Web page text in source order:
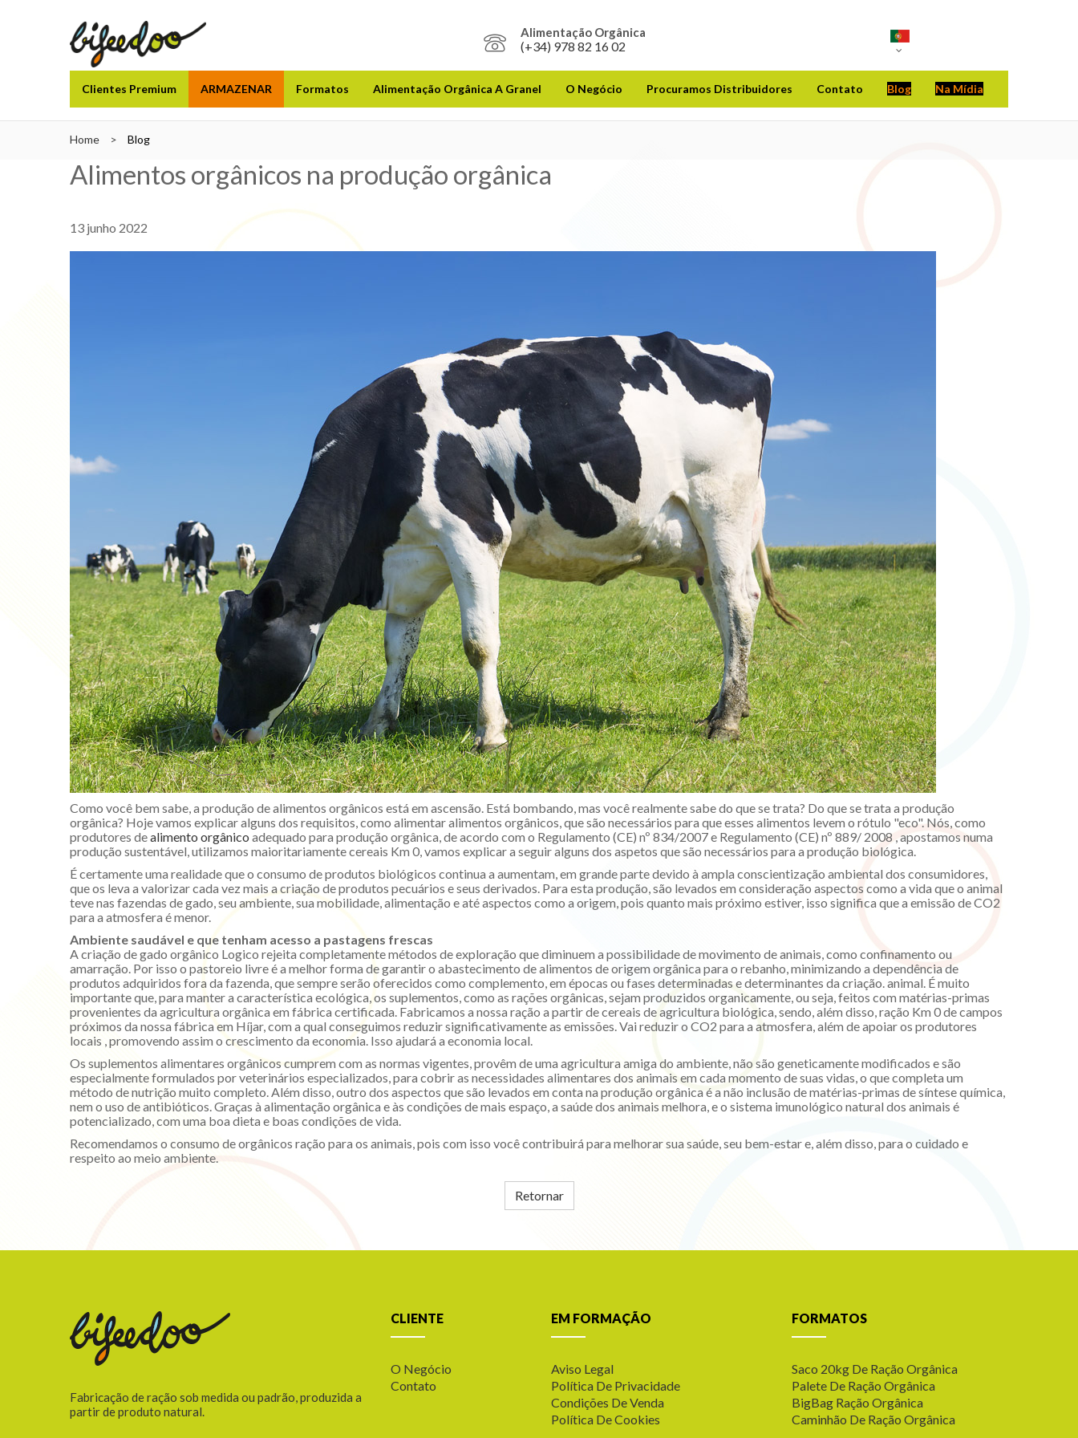
Alimentação Orgânica
(+34) 978 82 16 02
Clientes Premium ARMAZENAR Formatos Alimentação Orgânica A Granel O Negócio Procuramos Distribuidores Contato Blog Na Mídia
Home > Blog
Alimentos orgânicos na produção orgânica
13 junho 2022
Como você bem sabe, a produção de alimentos orgânicos está em ascensão. Está bombando, mas você realmente sabe do que se trata? Do que se trata a produção
orgânica? Hoje vamos explicar alguns dos requisitos, como alimentar alimentos orgânicos, que são necessários para que esses alimentos levem o rótulo "eco". Nós, como
produtores dealimento orgânico adequado para produção orgânica, de acordo com o Regulamento (CE) nº 834/2007 e Regulamento (CE) nº 889/ 2008 , apostamos numa
produção sustentável, utilizamos maioritariamente cereais Km 0, vamos explicar a seguir alguns dos aspetos que são necessários para a produção biológica.
É certamente uma realidade que o consumo de produtos biológicos continua a aumentam, em grande parte devido à ampla conscientização ambiental dos consumidores,
que os leva a valorizar cada vez mais a criação de produtos pecuários e seus derivados. Para esta produção, são levados em consideração aspectos como a vida que o animal
teve nas fazendas de gado, seu ambiente, sua mobilidade, alimentação e até aspectos como a origem, pois quanto mais próximo estiver, isso significa que a emissão de CO2
para a atmosfera é menor.
Ambiente saudável e que tenham acesso a pastagens frescas
A criação de gado orgânico Logico rejeita completamente métodos de exploração que diminuem a possibilidade de movimento de animais, como confinamento ou
amarração. Por isso o pastoreio livre é a melhor forma de garantir o abastecimento de alimentos de origem orgânica para o rebanho, minimizando a dependência de
produtos adquiridos fora da fazenda, que sempre serão oferecidos como complemento, em épocas ou fases determinadas e determinantes da criação. animal. É muito
importante que, para manter a característica ecológica, os suplementos, como as rações orgânicas, sejam produzidos organicamente, ou seja, feitos com matérias-primas
provenientes da agricultura orgânica em fábrica certificada. Fabricamos a nossa ração a partir de cereais de agricultura biológica, sendo, além disso, ração Km 0 de campos
próximos da nossa fábrica em Híjar, com a qual conseguimos reduzir significativamente as emissões. Vai reduzir o CO2 para a atmosfera, além de apoiar os produtores
locais , promovendo assim o crescimento da economia. Isso ajudará a economia local.
Os suplementos alimentares orgânicos cumprem com as normas vigentes, provêm de uma agricultura amiga do ambiente, não são geneticamente modificados e são
especialmente formulados por veterinários especializados, para cobrir as necessidades alimentares dos animais em cada momento de suas vidas, o que completa um
método de nutrição muito completo. Além disso, outro dos aspectos que são levados em conta na produção orgânica é a não inclusão de matérias-primas de síntese química,
nem o uso de antibióticos. Graças à alimentação orgânica e às condições de mais espaço, a saúde dos animais melhora, e o sistema imunológico natural dos animais é
potencializado, com uma boa dieta e boas condições de vida.
Recomendamos o consumo de orgânicos ração para os animais, pois com isso você contribuirá para melhorar sua saúde, seu bem-estar e, além disso, para o cuidado e
respeito ao meio ambiente.
Retornar
Fabricação de ração sob medida ou padrão, produzida a
partir de produto natural.
CLIENTE
O Negócio
Contato
EM FORMAÇÃO
Aviso Legal
Política De Privacidade
Condições De Venda
Política De Cookies
FORMATOS
Saco 20kg De Ração Orgânica
Palete De Ração Orgânica
BigBag Ração Orgânica
Caminhão De Ração Orgânica